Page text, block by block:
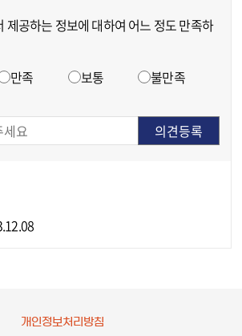
제공하는 정보에 대하여 어느 정도 만족하
만족 보통
불만족
개인정보처리방침